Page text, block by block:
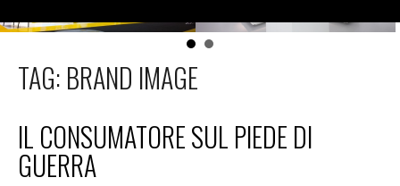
TAG: BRAND IMAGE
IL CONSUMATORE SUL PIEDE DI
GUERRA